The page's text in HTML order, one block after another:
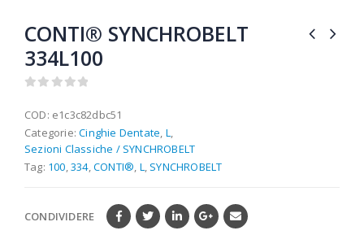
CONTI® SYNCHROBELT
334L100
COD: e1c3c82dbc51
Categorie:Cinghie Dentate L
Sezioni Classiche / SYNCHROBELT
Tag: 100 ,334,CONTI® L SYNCHROBELT
CONDIVIDERE